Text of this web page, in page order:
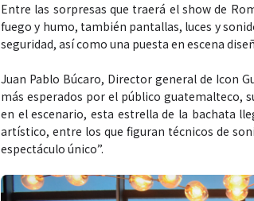
Entre las sorpresas que traerá el show de
fuego y humo, también pantallas, luces y
seguridad, así como una puesta en escena
Juan Pablo Búcaro, Director general de Icon
más esperados por el público guatemalteco,
en el escenario, esta estrella de la bachata
artístico, entre los que figuran técnicos de
espectáculo único”.